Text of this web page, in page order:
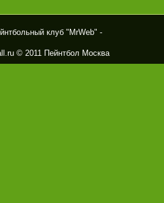
клуб "MrWeb" -
© 2011 Пейнтбол Москва